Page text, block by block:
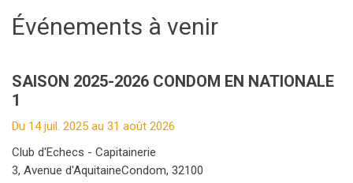
Événements à venir
SAISON 2025-2026 CONDOM EN NATIONALE
1
Du 14 juil. 2025 au 31 août 2026
Club d'Echecs - Capitainerie
3, Avenue d'AquitaineCondom, 32100